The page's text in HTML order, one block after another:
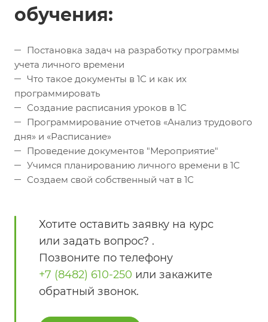
обучения:
Постановка задач на разработку программы
учета личного времени
Что такое документы в 1С и как их
программировать
Создание расписания уроков в 1С
Программирование отчетов «Анализ трудового
дня» и «Расписание»
Проведение документов "Мероприятие"
Учимся планированию личного времени в 1С
Создаем свой собственный чат в 1С
Хотите оставить заявку на курс
или задать вопрос? .
Позвоните по телефону
+7 (8482) 610-250 или закажите
обратный звонок.